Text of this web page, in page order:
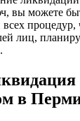
вы можете
всех
лиц,
в